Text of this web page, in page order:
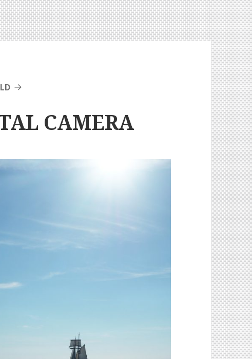
CAMERA